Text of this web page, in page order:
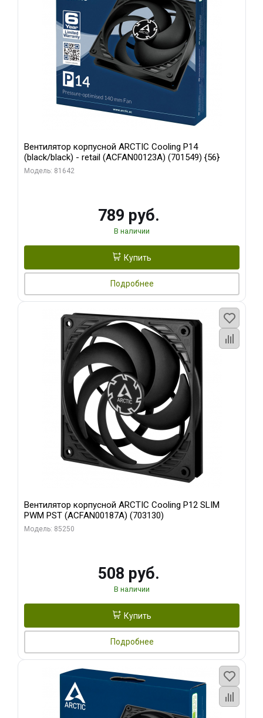
Вентилятор корпусной ARCTIC Cooling P14
(black/black) - retail (ACFAN00123A) (701549) {56}
Модель: 81642
789 руб.
В наличии
Купить
Подробнее
Вентилятор корпусной ARCTIC Cooling P12 SLIM
PWM PST (ACFAN00187A) (703130)
Модель: 85250
508 руб.
В наличии
Купить
Подробнее